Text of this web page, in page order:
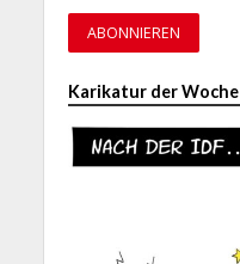
Karikatur der Woche